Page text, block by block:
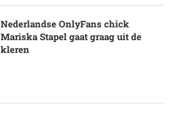
Nederlandse OnlyFans chick
Mariska Stapel gaat graag uit de
kleren